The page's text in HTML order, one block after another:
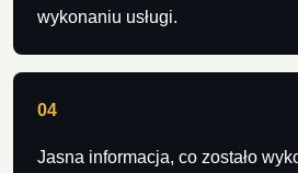
wykonaniu usługi.
04
Jasna informacja, co zostało